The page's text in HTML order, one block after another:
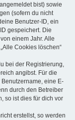
bist) sowie
(sofern du nicht
Benutzer-ID, ein
gespeichert. Die
einem Jahr. Alle
Cookies löschen“
bei der Registrierung,
angibst. Für die
eine E-
durch den Betreiber
so ist dies für dich vor
erstellst, so werden